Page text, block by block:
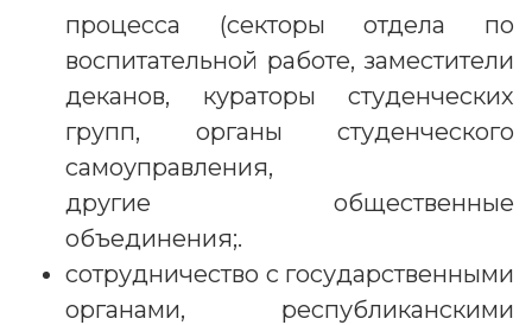
процесса (секторы отдела по
воспитательной работе, заместители
деканов, кураторы студенческих
групп, органы студенческого
самоуправления,
другие общественные
объединения;.
сотрудничество с государственными
органами, республиканскими